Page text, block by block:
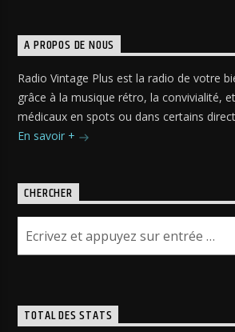
A PROPOS DE NOUS
Radio Vintage Plus est la radio de votre
grâce à la musique rétro, la convivialité,
médicaux en spots ou dans certains
En savoir +
CHERCHER
TOTAL DES STATS